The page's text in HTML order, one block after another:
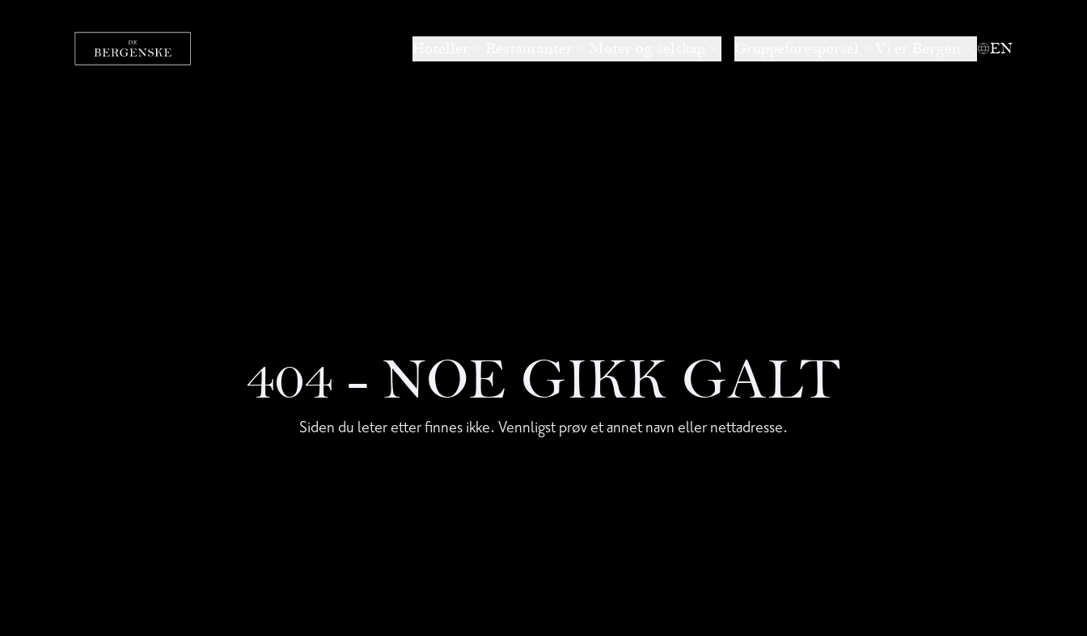
EN
404 - NOE GIKK GALT
Siden du leter etter finnes ikke. Vennligst prøv et annet navn eller nettadresse.